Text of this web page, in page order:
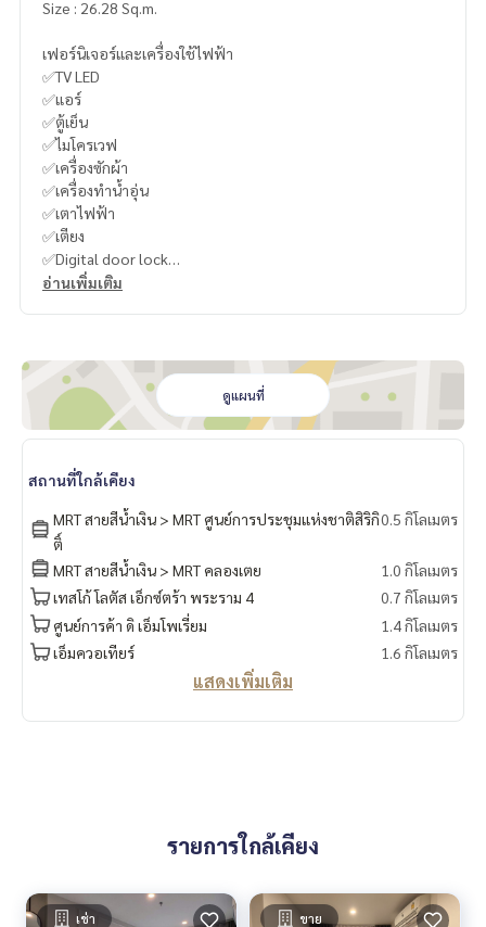
Size : 26.28 Sq.m.
เฟอร์นิเจอร์และเครื่องใช้ไฟฟ้า
✅TV LED
✅แอร์
✅ตู้เย็น
✅ไมโครเวฟ
✅เครื่องซักผ้า
✅เครื่องทำน้ำอุ่น
✅เตาไฟฟ้า
✅เตียง
✅Digital door lock
----------------------------------------
You can inbox or dm to ask more information, It’s my pleas
ure to give.
Tel :093-943-4388
What App
LINE ID : @BPP2019
Life Rama4 - Asoke
#Year
อ่านเพิ่มเติม
ดูแผนที่
สถานที่ใกล้เคียง
MRT สายสีน้ำเงิน > MRT ศูนย์การประชุมแห่งชาติสิริกิ
ติ์
0.5 กิโลเมตร
MRT สายสีน้ำเงิน > MRT คลองเตย
1.0 กิโลเมตร
เทสโก้ โลตัส เอ็กซ์ตร้า พระราม 4
0.7 กิโลเมตร
ศูนย์การค้า ดิ เอ็มโพเรี่ยม
1.4 กิโลเมตร
เอ็มควอเทียร์
1.6 กิโลเมตร
แสดงเพิ่มเติม
รายการใกล้เคียง
เช่า ขาย